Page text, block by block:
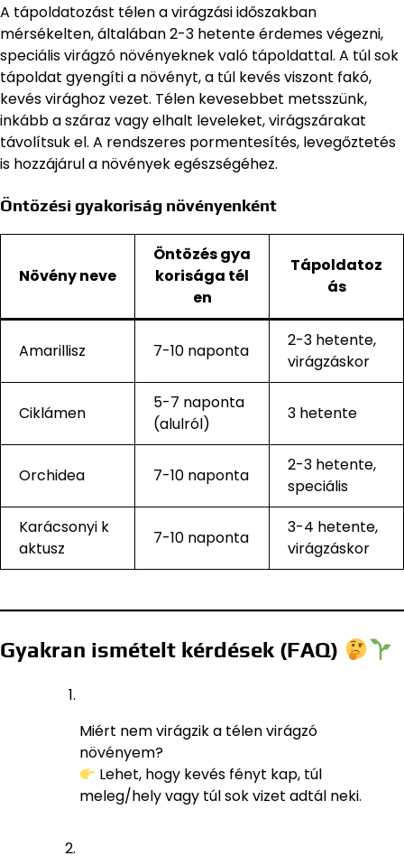
A tápoldatozást télen a virágzási időszakban
mérsékelten, általában 2-3 hetente érdemes végezni,
speciális virágzó növényeknek való tápoldattal. A túl sok
tápoldat gyengíti a növényt, a túl kevés viszont fakó,
kevés virághoz vezet. Télen kevesebbet metsszünk,
inkább a száraz vagy elhalt leveleket, virágszárakat
távolítsuk el. A rendszeres pormentesítés, levegőztetés
is hozzájárul a növények egészségéhez.
Öntözési gyakoriság növényenként
Növény neve
Öntözés gya
korisága tél
en
Tápoldatoz
ás
Amarillisz 7-10 naponta
2-3 hetente,
virágzáskor
Ciklámen
5-7 naponta
(alulról)
3 hetente
Orchidea 7-10 naponta
2-3 hetente,
speciális
Karácsonyi k
aktusz
7-10 naponta
3-4 hetente,
virágzáskor
Gyakran ismételt kérdések (FAQ)
Miért nem virágzik a télen virágzó
növényem?
Lehet, hogy kevés fényt kap, túl
meleg/hely vagy túl sok vizet adtál neki.